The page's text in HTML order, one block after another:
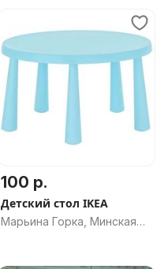
100 р.
Детский стол IKEA
Марьина Горка, Минская